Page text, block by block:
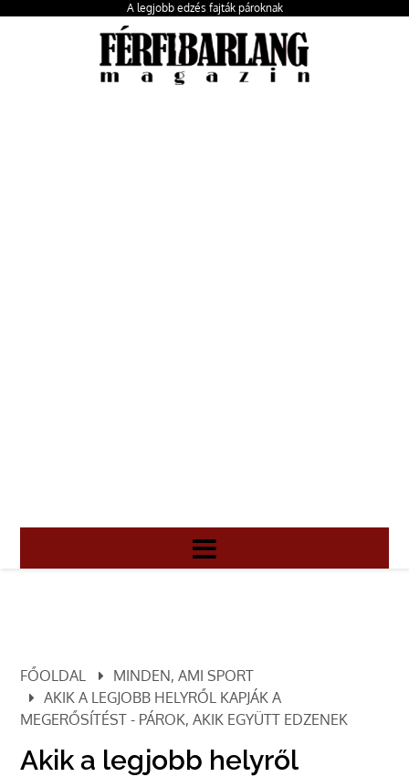
A legjobb edzés fajták pároknak
FŐOLDAL
MINDEN, AMI SPORT
AKIK A LEGJOBB HELYRŐL KAPJÁK A
MEGERŐSÍTÉST - PÁROK, AKIK EGYÜTT EDZENEK
Akik a legjobb helyről